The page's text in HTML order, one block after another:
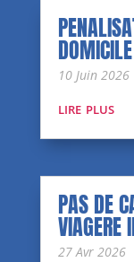
DOMICILE
10 Juin 2026
lire plus
PAS DE
VIAGERE
27 Avr 2026